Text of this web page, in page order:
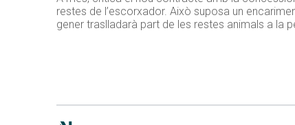
restes de l’escorxador. Això suposa un
gener traslladarà part de les restes animals a la